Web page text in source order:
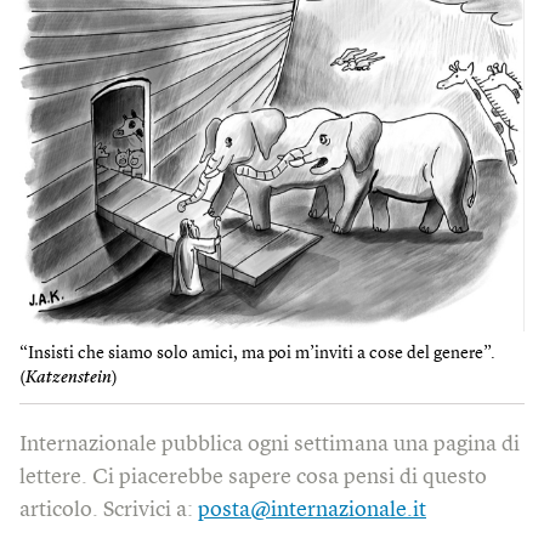
“Insisti che siamo solo amici, ma poi m’inviti a cose del genere”.
(Katzenstein)
Internazionale pubblica ogni settimana una pagina di
lettere. Ci piacerebbe sapere cosa pensi di questo
articolo. Scrivici a: posta@internazionale.it